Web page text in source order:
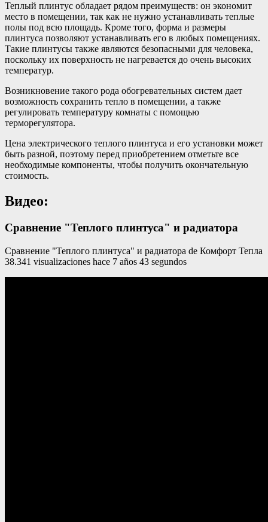
Теплый плинтус обладает рядом преимуществ: он экономит
место в помещении, так как не нужно устанавливать теплые
полы под всю площадь. Кроме того, форма и размеры
плинтуса позволяют устанавливать его в любых помещениях.
Такие плинтусы также являются безопасными для человека,
поскольку их поверхность не нагревается до очень высоких
температур.
Возникновение такого рода обогревательных систем дает
возможность сохранить тепло в помещении, а также
регулировать температуру комнаты с помощью
терморегулятора.
Цена электрического теплого плинтуса и его установки может
быть разной, поэтому перед приобретением отметьте все
необходимые компоненты, чтобы получить окончательную
стоимость.
Видео:
Сравнение "Теплого плинтуса" и радиатора
Сравнение "Теплого плинтуса" и радиатора de Комфорт Тепла
38.341 visualizaciones hace 7 años 43 segundos